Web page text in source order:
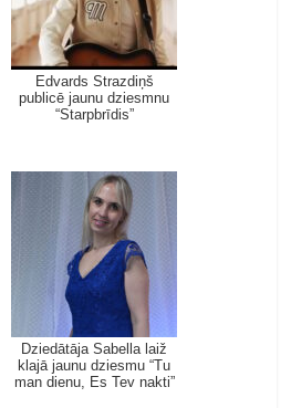
Edvards Strazdiņš
publicē jaunu dziesmnu
“Starpbrīdis”
Dziedātāja Sabella laiž
klajā jaunu dziesmu “Tu
man dienu, Es Tev nakti”